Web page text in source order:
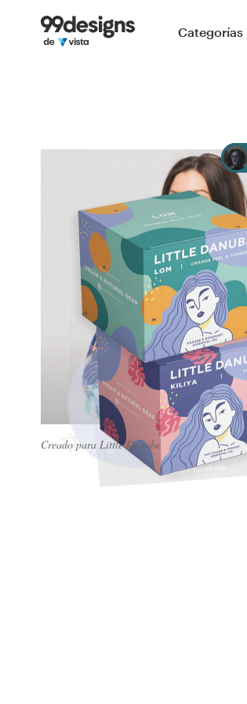
Categorías
Creado para Little Danube
Inicio
Encontrar un diseñador
99designs Pro
Concursos de diseño
Proyectos 1-1
Encontrar un diseñador